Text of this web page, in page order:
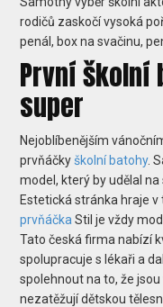
rodičů zaskočí vysoká
penál, box na svačinu,
První školní
super
Nejoblíbenějším
prvňáčkyškolní batohy.
model, který by udělal
Estetická stránka hraje
prvňáčka Stil je vždy
Tato česká firma nabízí
spolupracuje s lékaři a
spolehnout na to, že
nezatěžují dětskou